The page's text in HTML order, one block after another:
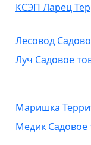
КСЭП Ларец
Лесовод
Луч Садовое
Маришка
Медик Садовое